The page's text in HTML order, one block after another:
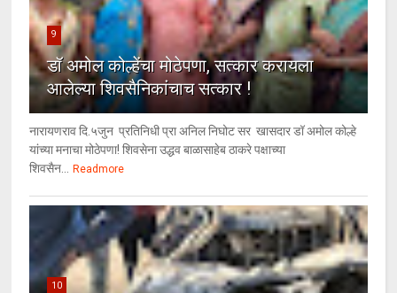
9
डॉ अमोल कोल्हेंचा मोठेपणा, सत्कार करायला
आलेल्या शिवसैनिकांचाच सत्कार !
नारायणराव दि.५जुन प्रतिनिधी प्रा अनिल निघोट सर खासदार डॉ अमोल कोल्हे
यांच्या मनाचा मोठेपणा! शिवसेना उद्धव बाळासाहेब ठाकरे पक्षाच्या
शिवसैन... Readmore
10